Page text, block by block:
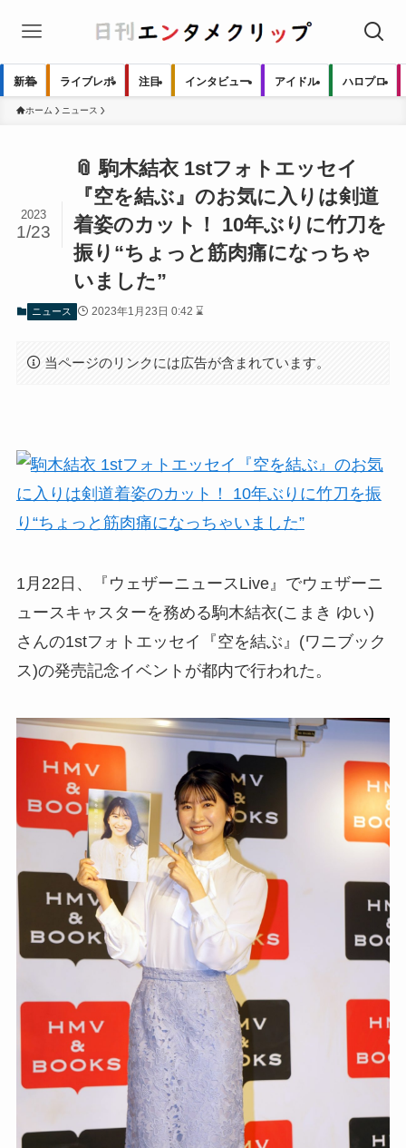
新着 ライブレポ 注目 インタビュー アイドル ハロプロ
ホーム ニュース
📎 駒木結衣 1stフォトエッセイ
『空を結ぶ』のお気に入りは剣道
着姿のカット！ 10年ぶりに竹刀を
振り“ちょっと筋肉痛になっちゃ
いました”
2023
1/23
ニュース 2023年1月23日 0:42 ⌛
当ページのリンクには広告が含まれています。
1月22日、『ウェザーニュースLive』でウェザーニ
ュースキャスターを務める駒木結衣(こまき ゆい)
さんの1stフォトエッセイ『空を結ぶ』(ワニブック
ス)の発売記念イベントが都内で行われた。